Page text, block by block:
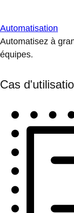
Automatisation
Automatisez à
équipes.
Cas